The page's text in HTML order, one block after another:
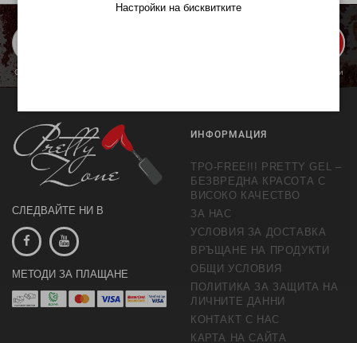
С изпращането се съгласявате с обработката на личните данни с цел предлагане и
СЛЕДВАЙТЕ НИ В
МЕТОДИ ЗА ПЛАЩАНЕ
ИНФОРМАЦИЯ
TPO-FREE!!! PRETTY GEL –
БЕЗВРЕДНА КРАСОТА С
ВИСОКО КАЧЕСТВО
ЗА НАС
УСЛОВИЯ ЗА ДОСТАВКА
ВРЪЩАНЕ НА ПРОДУКТИ
ОБЩИ УСЛОВИЯ
ПОЛИТИКА ЗА ЗАЩИТА НА
ЛИЧНИТЕ ДАННИ
КОНТАКТ С НАС
КАРТА НА САЙТА
Настройки на бисквитките